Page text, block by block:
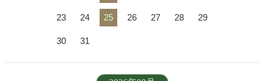
23 24 25 26 27 28 29
30 31